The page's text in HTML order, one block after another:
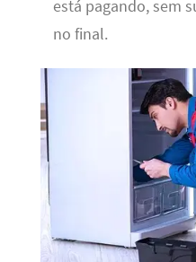
está pagando, sem
no final.